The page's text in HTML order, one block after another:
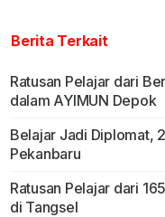
Berita Terkait
Ratusan Pelajar dari
dalam AYIMUN Depok
Belajar Jadi Diplomat,
Pekanbaru
Ratusan Pelajar dari
di Tangsel